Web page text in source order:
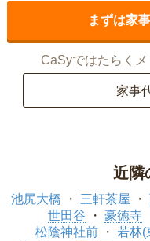
まずは家
CaSyではたらく
家事
近隣
池尻大橋 三軒茶屋
世田谷
豪徳寺
松陰神社前
若林(